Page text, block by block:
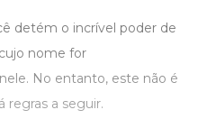
detém o incrível poder de
nome for
No entanto, este não é
regras a seguir.